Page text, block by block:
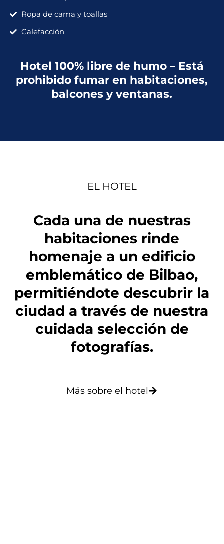
Ropa de cama y toallas
Calefacción
Hotel 100% libre de humo – Está
prohibido fumar en habitaciones,
balcones y ventanas.
EL HOTEL
Cada una de nuestras
habitaciones rinde
homenaje a un edificio
emblemático de Bilbao,
permitiéndote descubrir la
ciudad a través de nuestra
cuidada selección de
fotografías.
Más sobre el hotel